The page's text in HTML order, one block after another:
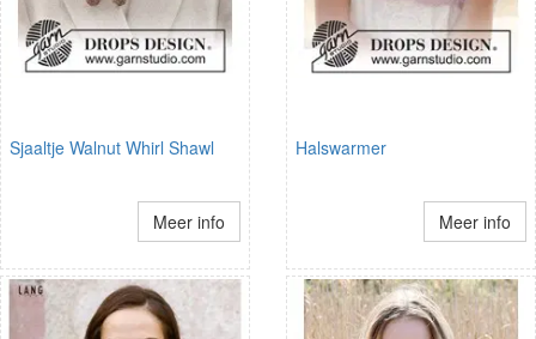
Sjaaltje Walnut Whirl Shawl
Meer info
Halswarmer
Meer info